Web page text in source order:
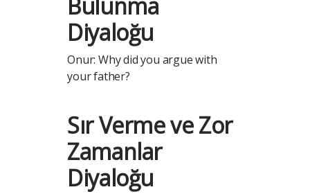
Bulunma
Diyaloğu
Onur: Why did you argue with
your father?
Sır Verme ve Zor
Zamanlar
Diyaloğu